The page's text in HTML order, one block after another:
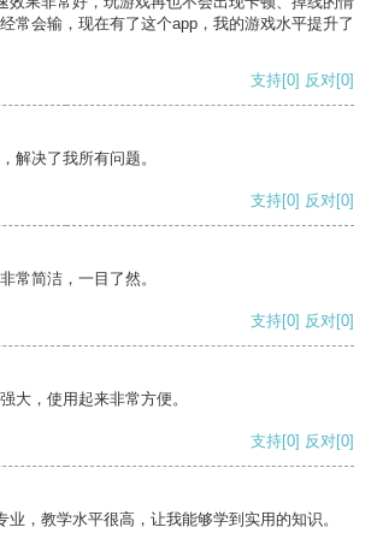
常会输，现在有了这个app，我的游戏水平提升了
支持[0] 反对[0]
解决了我所有问题。
支持[0] 反对[0]
常简洁，一目了然。
支持[0] 反对[0]
大，使用起来非常方便。
支持[0] 反对[0]
业，教学水平很高，让我能够学到实用的知识。